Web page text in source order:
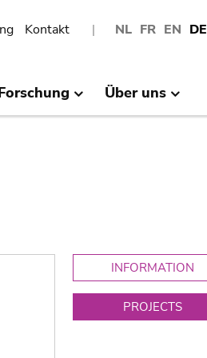
NL FR EN DE
Kontakt
Über uns
INFORMATION
PROJECTS